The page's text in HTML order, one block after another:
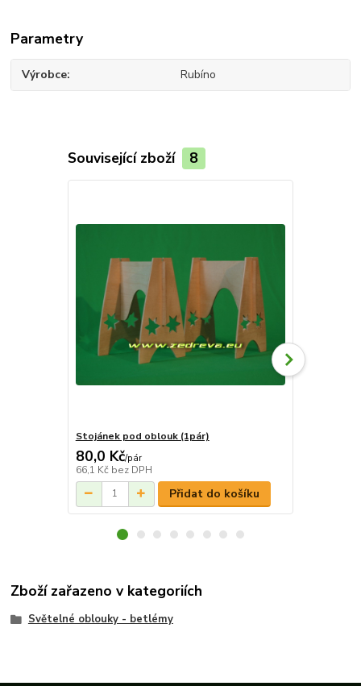
Parametry
Výrobce Rubíno
Související zboží 8
Stojánek pod oblouk (1pár)
80,0 Kč/pár
66,1 Kč bez DPH
Přidat do košíku
Zboží zařazeno v kategoriích
Světelné oblouky - betlémy